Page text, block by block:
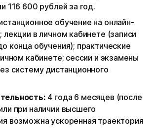
116 600 рублей за год.
обучение на онлайн-
лекции в личном кабинете (записи
конца обучения); практические
кабинете; сессии и экзамены
систему дистанционного
4 года 6 месяцев (после
при наличии высшего
возможна ускоренная траектория